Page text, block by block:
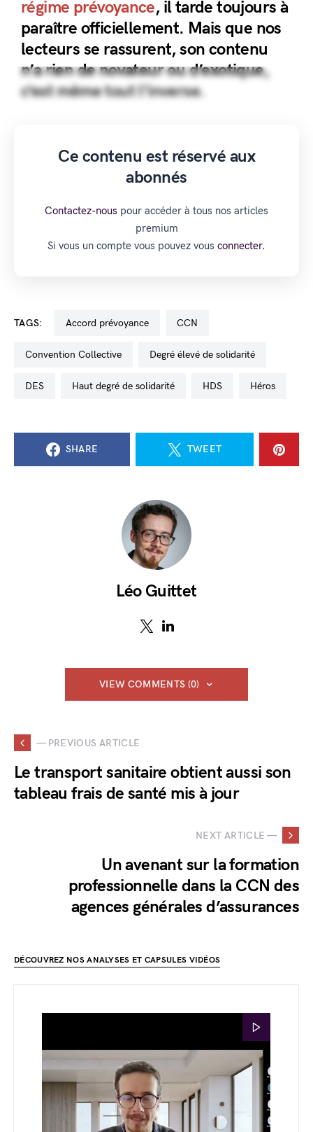
régime prévoyance, il tarde toujours à
paraître officiellement. Mais que nos
lecteurs se rassurent, son contenu
n’a rien de novateur ou d’exotique,
c’est même tout l’inverse.
Ce contenu est réservé aux
abonnés
Contactez-nous pour accéder à tous nos articles
premium
Si vous un compte vous pouvez vous connecter.
TAGS: accord prévoyance CCN
Convention Collective degré élevé de solidarité
DES haut degré de solidarité HDS Héros
SHARE TWEET
Léo Guittet
VIEW COMMENTS (0)
— PREVIOUS ARTICLE
Le transport sanitaire obtient aussi son
tableau frais de santé mis à jour
NEXT ARTICLE —
Un avenant sur la formation
professionnelle dans la CCN des
agences générales d’assurances
DÉCOUVREZ NOS ANALYSES ET CAPSULES VIDÉOS